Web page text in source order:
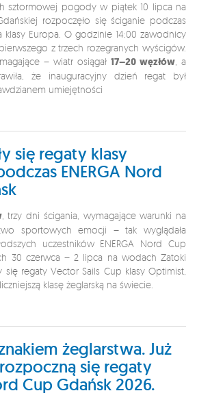
sztormowej pogody w piątek 10 lipca na
rozpoczęło się ściganie podczas
klasy Europa. O godzinie 14:00 zawodnicy
z trzech rozegranych wyścigów.
– wiatr osiągał 17–20 węzłów, a
że inauguracyjny dzień regat był
umiejętności
się regaty klasy
ENERGA Nord
, trzy dni ścigania, wymagające warunki na
sportowych emocji – tak wyglądała
uczestników ENERGA Nord Cup
30 czerwca – 2 lipca na wodach Zatoki
się regaty Vector Sails Cup klasy Optimist,
klasę żeglarską na świecie.
żeglarstwa. Już
się regaty
Cup Gdańsk 2026.